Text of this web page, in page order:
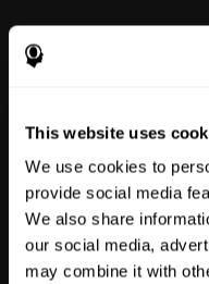
This website uses
We use cookies to
provide social media
We also share
our social media,
may combine it with